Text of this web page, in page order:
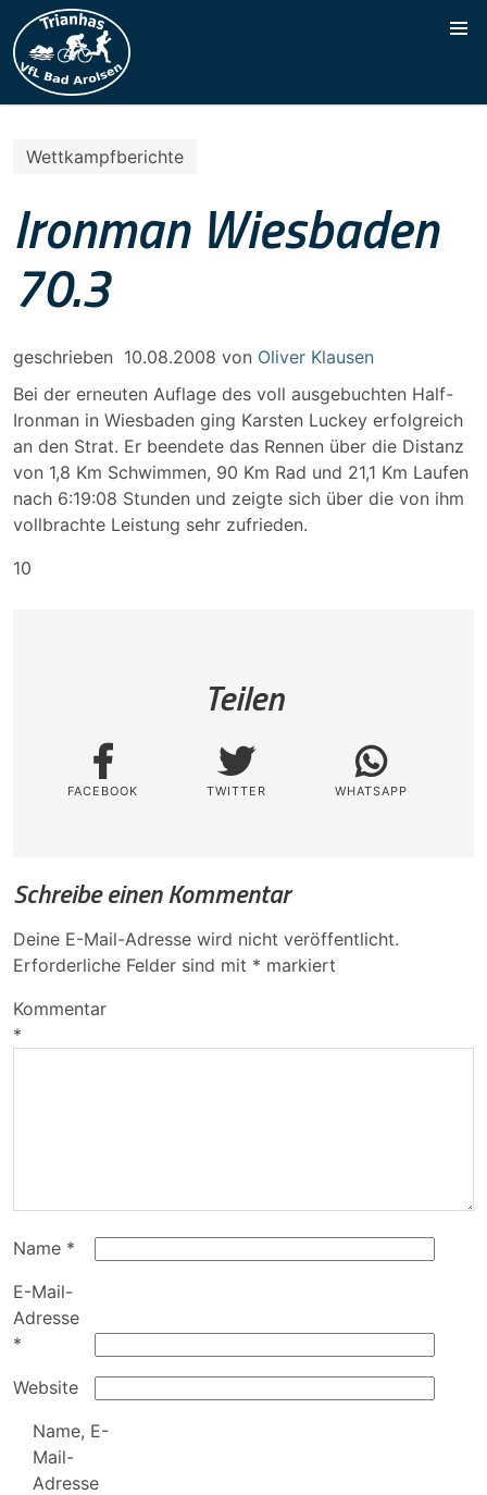
Wettkampfberichte
Ironman Wiesbaden
70.3
geschrieben 10.08.2008 von Oliver Klausen
Bei der erneuten Auflage des voll ausgebuchten Half-
Ironman in Wiesbaden ging Karsten Luckey erfolgreich
an den Strat. Er beendete das Rennen über die Distanz
von 1,8 Km Schwimmen, 90 Km Rad und 21,1 Km Laufen
nach 6:19:08 Stunden und zeigte sich über die von ihm
vollbrachte Leistung sehr zufrieden.
10
Teilen
FACEBOOK TWITTER WHATSAPP
Schreibe einen Kommentar
Deine E-Mail-Adresse wird nicht veröffentlicht.
Erforderliche Felder sind mit * markiert
Kommentar
*
Name *
E-Mail-
Adresse
*
Website
Name, E-
Mail-
Adresse